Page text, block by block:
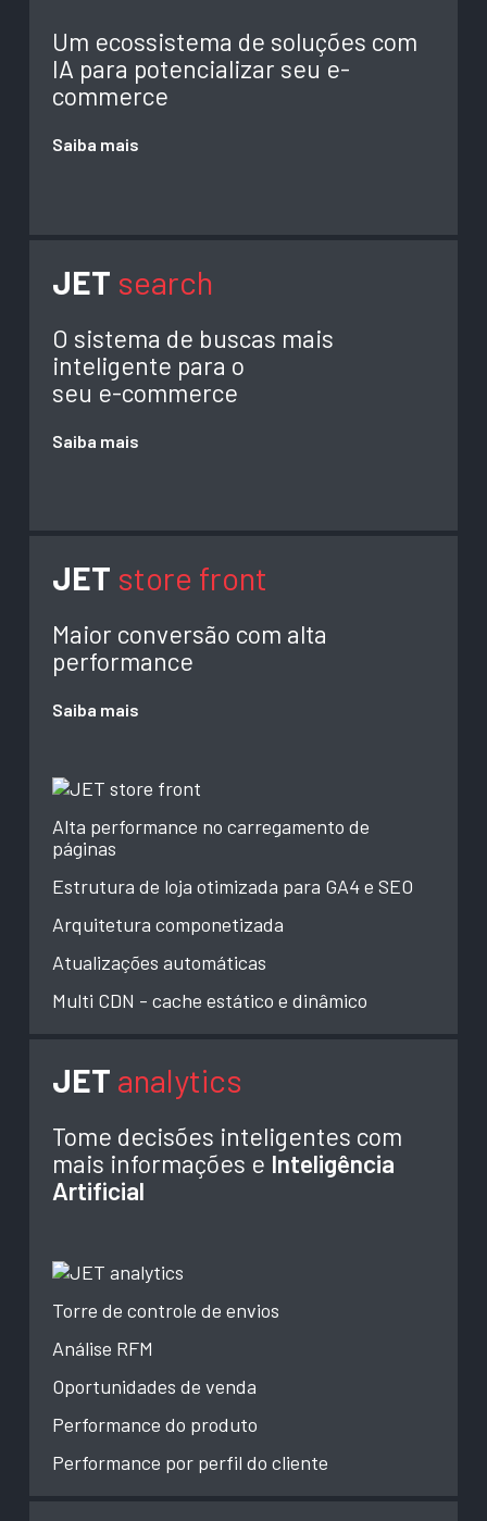
Um ecossistema de soluções com
IA para potencializar seu e-
commerce
Saiba mais
JET search
O sistema de buscas mais
inteligente para o
seu e-commerce
Saiba mais
JET store front
Maior conversão com alta
performance
Saiba mais
Alta performance no carregamento de
páginas
Estrutura de loja otimizada para GA4 e SEO
Arquitetura componetizada
Atualizações automáticas
Multi CDN - cache estático e dinâmico
JET analytics
Tome decisões inteligentes com
mais informações e Inteligência
Artificial
Torre de controle de envios
Análise RFM
Oportunidades de venda
Performance do produto
Performance por perfil do cliente